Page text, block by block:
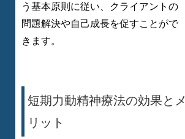
う基本原則に従い、クライアントの
問題解決や自己成長を促すことがで
きます。
短期力動精神療法の効果とメ
リット